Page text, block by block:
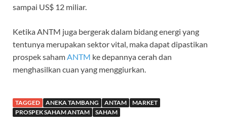
sampai US$ 12 miliar.
Ketika ANTM juga bergerak dalam bidang energi yang
tentunya merupakan sektor vital, maka dapat dipastikan
prospek sahamANTM ke depannya cerah dan
menghasilkan cuan yang menggiurkan.
TAGGED ANEKA TAMBANG ANTAM
MARKET
PROSPEK SAHAM ANTAM
SAHAM